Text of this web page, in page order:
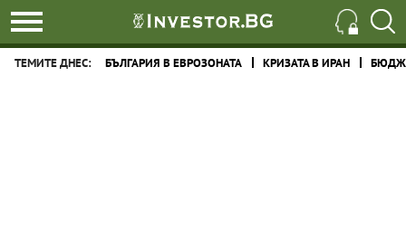
ТЕМИТЕ ДНЕС: БЪЛГАРИЯ В ЕВРОЗОНАТА КРИЗАТА В ИРАН